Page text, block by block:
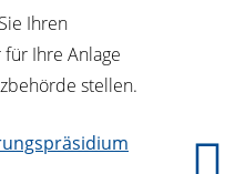
Ihren
Ihre Anlage
stellen.